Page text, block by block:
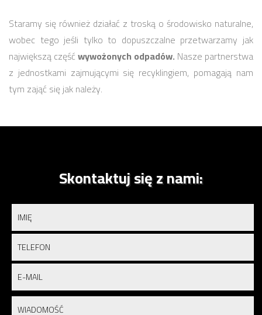
Staramy się również działać z troską o środowisko naturalne,
wobec tego jeśli tylko to dopuszczalne przetwarzamy jak
największą częśćwywożonych odpadów. Nasze partnerstwa
z jednostkami zajmującymi się recyklingiem, pomagają nam
tym zająć się jak należy.
Skontaktuj się z nami: